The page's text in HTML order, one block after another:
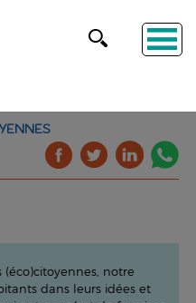
notre
dans leurs idées et